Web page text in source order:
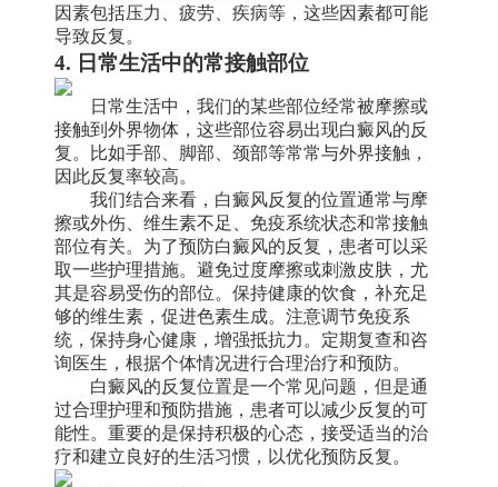
因素包括压力、疲劳、疾病等，这些因素都可能
导致反复。
4. 日常生活中的常接触部位
日常生活中，我们的某些部位经常被摩擦或
接触到外界物体，这些部位容易出现白癜风的反
复。比如手部、脚部、颈部等常常与外界接触，
因此反复率较高。
我们结合来看，白癜风反复的位置通常与摩
擦或外伤、维生素不足、免疫系统状态和常接触
部位有关。为了预防白癜风的反复，患者可以采
取一些护理措施。避免过度摩擦或刺激皮肤，尤
其是容易受伤的部位。保持健康的饮食，补充足
够的维生素，促进色素生成。注意调节免疫系
统，保持身心健康，增强抵抗力。定期复查和咨
询医生，根据个体情况进行合理治疗和预防。
白癜风的反复位置是一个常见问题，但是通
过合理护理和预防措施，患者可以减少反复的可
能性。重要的是保持积极的心态，接受适当的治
疗和建立良好的生活习惯，以优化预防反复。